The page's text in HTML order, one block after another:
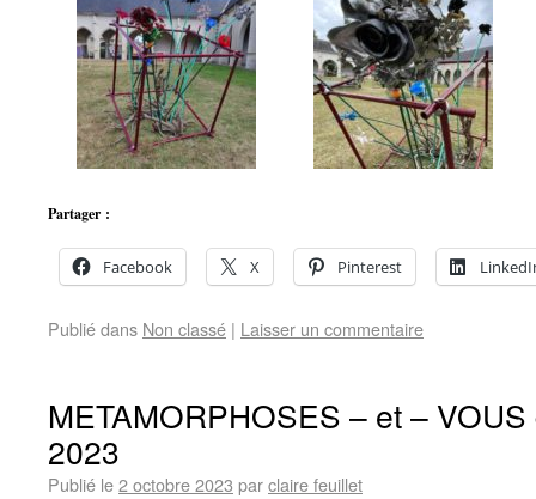
Partager :
Facebook X Pinterest
Publié dans Non classé | Laisser un commentaire
METAMORPHOSES – et –
2023
Publié le2 octobre 2023 parclaire feuillet